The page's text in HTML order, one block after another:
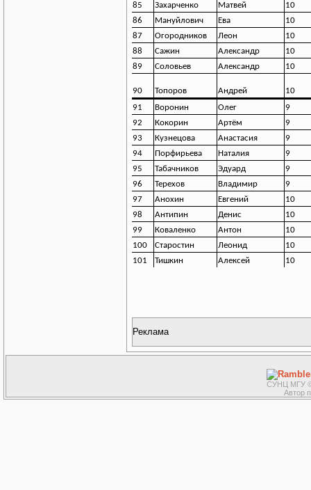
85
Захарченко Матвей
10
86
Мануйлович Ева
10
87
Огородников Леон
10
88
Сажин Александр
10
89
Соловьев Александр 10
90 Топоров Андрей
10
91
Воронин Олег
9
92
Кокорин Артём
9
93
Кузнецова Анастасия
9
94
Порфирьева Наталия
9
95
Табачников Эдуард
9
96
Терехов Владимир
9
97
Анохин Евгений
10
98
Антипин Денис
10
99
Коваленко Антон
10
100
Старостин Леонид
10
101
Тишкин Алексей 10
Реклама
СУНЦ МГУ ©
Автор